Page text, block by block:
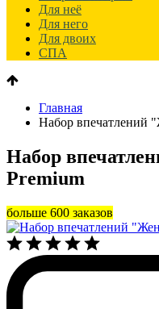
Для неё
Для него
Для двоих
СПА
Главная
Набор впечатлений
Набор
Premium
больше 600 заказов